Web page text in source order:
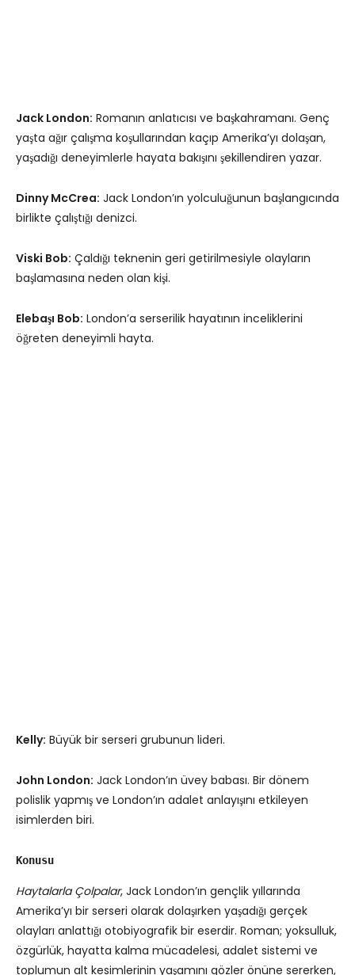
Jack London: Romanın anlatıcısı ve başkahramanı. Genç
yaşta ağır çalışma koşullarından kaçıp Amerika’yı dolaşan,
yaşadığı deneyimlerle hayata bakışını şekillendiren yazar.
Dinny McCrea: Jack London’ın yolculuğunun başlangıcında
birlikte çalıştığı denizci.
Viski Bob: Çaldığı teknenin geri getirilmesiyle olayların
başlamasına neden olan kişi.
Elebaşı Bob: London’a serserilik hayatının inceliklerini
öğreten deneyimli hayta.
Kelly: Büyük bir serseri grubunun lideri.
John London: Jack London’ın üvey babası. Bir dönem
polislik yapmış ve London’ın adalet anlayışını etkileyen
isimlerden biri.
Konusu
Haytalarla Çolpalar, Jack London’ın gençlik yıllarında
Amerika’yı bir serseri olarak dolaşırken yaşadığı gerçek
olayları anlattığı otobiyografik bir eserdir. Roman; yoksulluk,
özgürlük, hayatta kalma mücadelesi, adalet sistemi ve
toplumun alt kesimlerinin yaşamını gözler önüne sererken,